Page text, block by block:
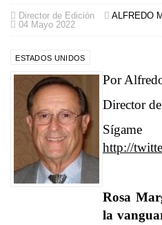
Director de Edición
ALFREDO
04 Mayo 2022
ESTADOS UNIDOS
Por
Director de
http://
Rosa
la